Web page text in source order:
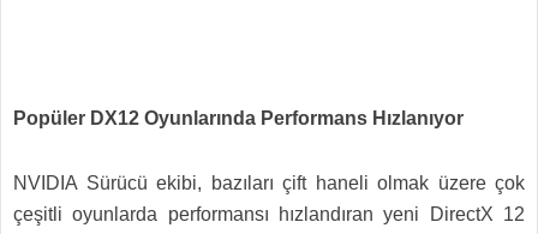
Popüler DX12 Oyunlarında Performans Hızlanıyor
NVIDIA Sürücü ekibi, bazıları çift haneli olmak üzere çok
çeşitli oyunlarda performansı hızlandıran yeni DirectX 12